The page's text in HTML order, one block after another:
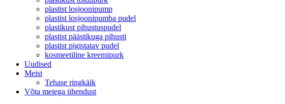
plastist losjoonipump
plastist losjoonipumba pudel
plastikust pihustuspudel
plastist päästikuga pihusti
plastist pigistatav pudel
kosmeetiline kreemipurk
Uudised
Meist
Tehase ringkäik
Võta meiega ühendust